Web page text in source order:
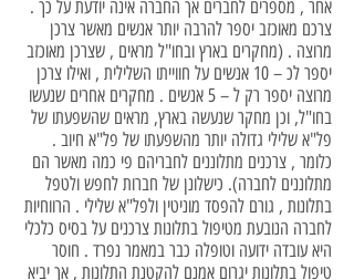
אחר , מספרים לחברים אך החברה אינה יודעת על כך .
צרכם מאוכזב יספר להרבה יותר אנשים מאשר צרכן
מרוצה . (מחקרים בארץ ובחו"ל מראים , שצרכן מאוכזב
יספר לכ – 10 אנשים על חווייתו השלילית , ואילו צרכן
מרוצה יספר רק ל – 5 אנשים . מחקרים אחרים שנעשו
בחו"ל, וכן מחקר שנעשה בארץ, מראים שהשפעתו של
פל"א שלילי גדולה יותר מהשפעתו של פל"א חיוב .
כלומר , צרכנים מתלוננים לחבריהם פי כמה מאשר הם
מתלוננים לחברה). כישלונן של חברות לחפש ולטפל
בתלונות , גורם להפסד מוניטין ולפל"א שלילי . הרווחיות
לחברה הנובעת מטיפול בתלונות צרכנים על בסיס כלכלי
היא עובדה ידועה וטופלה כבר במאמר נפרד . חוסר
טיפול בתלונות יגרום אמנם להקטנת התלונות , אך יביא